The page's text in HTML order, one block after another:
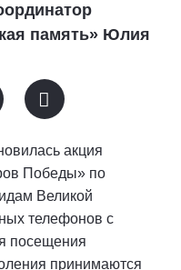
память» Юлия
акция
Победы» по
Великой
телефонов с
посещения
принимаются